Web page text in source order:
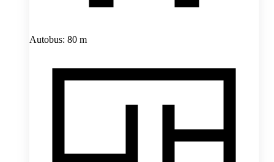
Autobus: 80 m